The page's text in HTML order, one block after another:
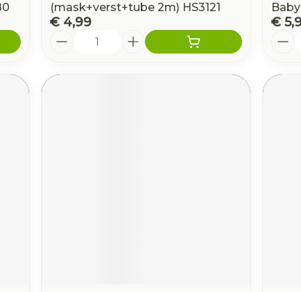
(mask+verst+tube 2m) HS3121
€ 4,99
Baby
€